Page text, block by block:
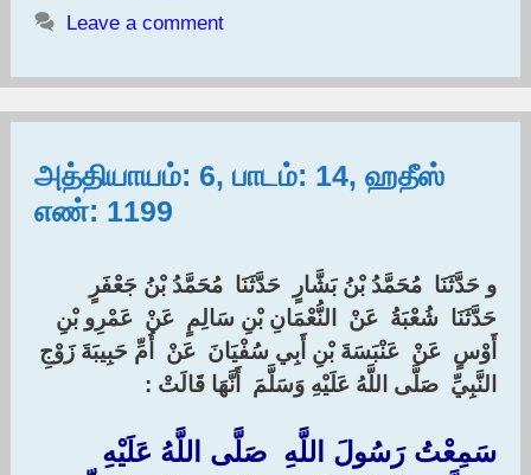
Leave a comment
அத்தியாயம்: 6, பாடம்: 14, ஹதீஸ்
எண்: 1199
و حَدَّثَنَا ‏ ‏مُحَمَّدُ بْنُ بَشَّارٍ ‏ ‏حَدَّثَنَا ‏ ‏مُحَمَّدُ بْنُ جَعْفَرٍ ‏
‏حَدَّثَنَا ‏ ‏شُعْبَةُ ‏ ‏عَنْ ‏ ‏النُّعْمَانِ بْنِ سَالِمٍ ‏ ‏عَنْ ‏ ‏عَمْرِو بْنِ
أَوْسٍ ‏ ‏عَنْ ‏ ‏عَنْبَسَةَ بْنِ أَبِي سُفْيَانَ ‏ ‏عَنْ ‏ ‏أُمِّ حَبِيبَةَ زَوْجِ
النَّبِيِّ ‏ ‏صَلَّى اللَّهُ عَلَيْهِ وَسَلَّمَ ‏ ‏أَنَّهَا قَالَتْ ‏:‏
‏سَمِعْتُ رَسُولَ اللَّهِ ‏ ‏صَلَّى اللَّهُ عَلَيْهِ